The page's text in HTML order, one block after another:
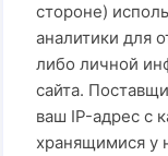
стороне)
аналитики для
либо личной
сайта.
ваш IP-адрес с
хранящимися у